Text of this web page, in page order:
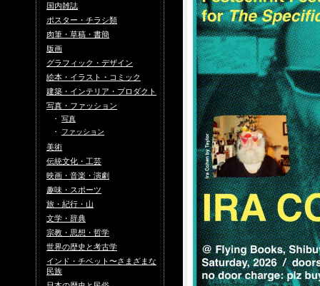
国内雑誌
ポスター・チラシ類
肉筆・草稿・書簡
版画
グラフィック・デザイン
絵本・イラスト・コミック
建築・インテリア・プロダクト
写真・ファッション
・ 写真
・ ファッション
美術
伝統文化・工芸
映画・音楽・演劇
趣味・スポーツ
旅・紀行・山
文学・辞典
宗教・思想・哲学
世界の歴史と考古学
インド・チベット〜さまざまな
民族